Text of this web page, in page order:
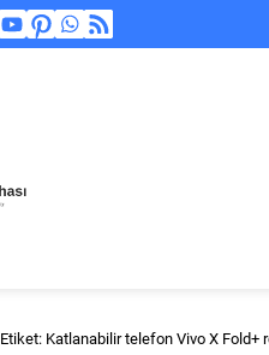
Etiket: Katlanabilir telefon Vivo X Fold+